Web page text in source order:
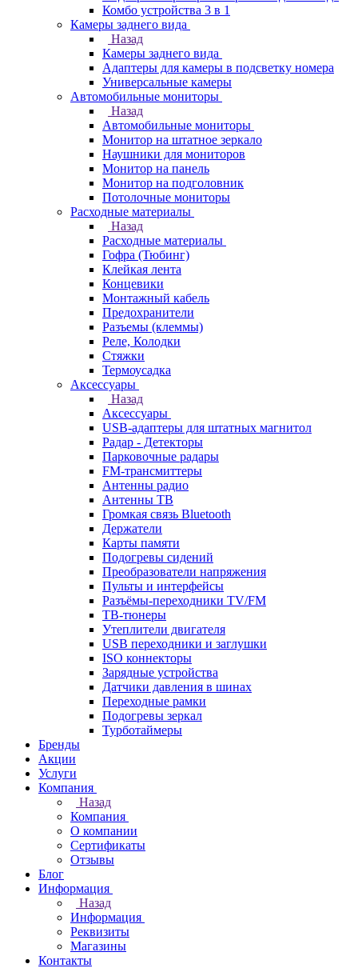
Комбо устройства 3 в 1
Камеры заднего вида
Назад
Камеры заднего вида
Адаптеры для камеры в подсветку номера
Универсальные камеры
Автомобильные мониторы
Назад
Автомобильные мониторы
Монитор на штатное зеркало
Наушники для мониторов
Монитор на панель
Монитор на подголовник
Потолочные мониторы
Расходные материалы
Назад
Расходные материалы
Гофра (Тюбинг)
Клейкая лента
Концевики
Монтажный кабель
Предохранители
Разъемы (клеммы)
Реле, Колодки
Стяжки
Термоусадка
Аксессуары
Назад
Аксессуары
USB-адаптеры для штатных магнитол
Радар - Детекторы
Парковочные радары
FM-трансмиттеры
Антенны радио
Антенны ТВ
Громкая связь Bluetooth
Держатели
Карты памяти
Подогревы сидений
Преобразователи напряжения
Пульты и интерфейсы
Разъёмы-переходники TV/FM
ТВ-тюнеры
Утеплители двигателя
USB переходники и заглушки
ISO коннекторы
Зарядные устройства
Датчики давления в шинах
Переходные рамки
Подогревы зеркал
Турботаймеры
Бренды
Акции
Услуги
Компания
Назад
Компания
О компании
Сертификаты
Отзывы
Блог
Информация
Назад
Информация
Реквизиты
Магазины
Контакты